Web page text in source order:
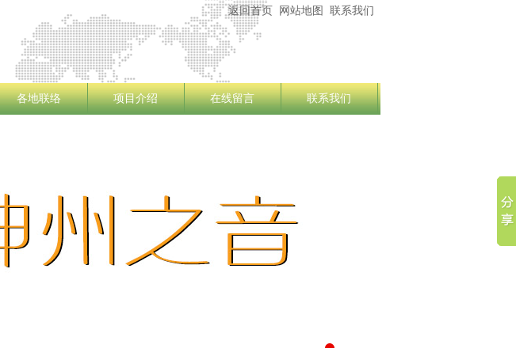
返回首页 网站地图 联系我们
各地联络 项目介绍 在线留言 联系我们